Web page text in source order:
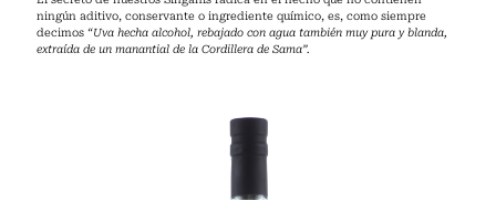
ningún aditivo, conservante o ingrediente químico, es, como siempre
decimos “Uva hecha alcohol, rebajado con agua también muy pura y blanda,
extraída de un manantial de la Cordillera de Sama”.